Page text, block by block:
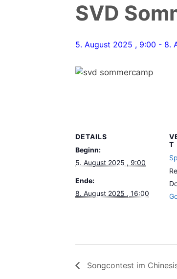
SVD
5. August 2025 , 9:00 - 8.
DETAILS
Beginn:
5. August 2025 , 9:00
Ende:
8. August 2025 , 16:00
T
Songcontest im